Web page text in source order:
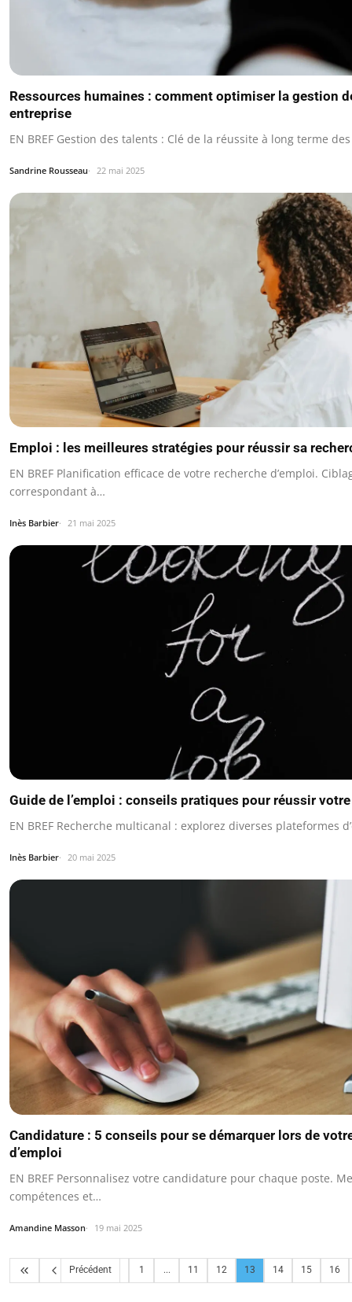
Ressources humaines : comment optimiser la gestion
entreprise
EN BREF Gestion des talents : Clé de la réussite à long terme
Sandrine Rousseau 22 mai 2025
Emploi : les meilleures stratégies pour réussir sa
EN BREF Planification efficace de votre recherche d’emploi.
correspondant à…
Inès Barbier 21 mai 2025
Guide de l’emploi : conseils pratiques pour réussir
EN BREF Recherche multicanal : explorez diverses plateformes
Inès Barbier 20 mai 2025
Candidature : 5 conseils pour se démarquer lors de
d’emploi
EN BREF Personnalisez votre candidature pour chaque poste.
compétences et…
Amandine Masson 19 mai 2025
Précédent 1 ... 11 12 13 14 15 16